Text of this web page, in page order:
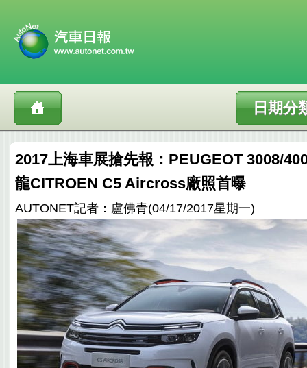
日期分
2017上海車展搶先報：PEUGEOT 3008/
龍CITROEN C5 Aircross廠照首曝
AUTONET記者：盧佛青(04/17/2017星期一)